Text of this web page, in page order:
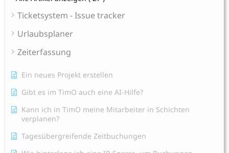
Ticketsystem - Issue tracker
Urlaubsplaner
Zeiterfassung
Ein neues Projekt erstellen
Gibt es im TimO auch eine AI-Hilfe?
Kann ich in TimO meine Mitarbeiter in Schichten
verplanen?
Tagesübergreifende Zeitbuchungen